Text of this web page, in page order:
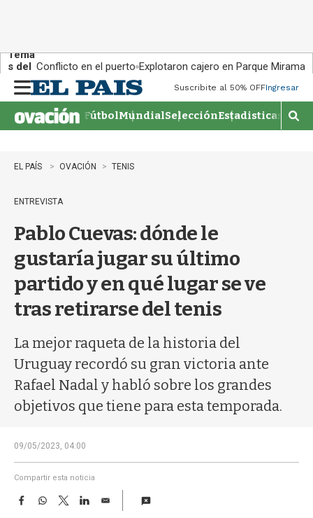
Tema
s del
día:
Conflicto en el puerto Explotaron cajero en Parque Miramar
n
u
Suscribite al 50% OFFIngresar
FútbolMundialSelecciónEstadisticas
M
o
EL PAÍS OVACIÓN TENIS
ENTREVISTA
Pablo Cuevas: dónde le
gustaría jugar su último
partido y en qué lugar se ve
tras retirarse del tenis
La mejor raqueta de la historia del
Uruguay recordó su gran victoria ante
Rafael Nadal y habló sobre los grandes
objetivos que tiene para esta temporada.
09/05/2023, 04:00
Compartir esta noticia
F
W
T
w
L
E